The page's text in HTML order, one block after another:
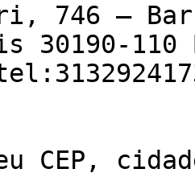
746 –
30190-